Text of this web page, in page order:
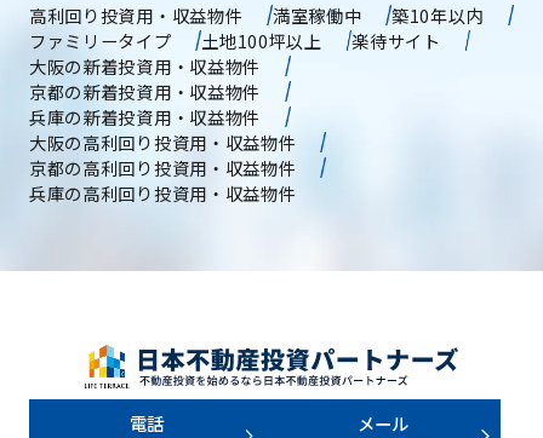
高利回り投資用・収益物件
満室稼働中
築10年以内
ファミリータイプ
土地100坪以上
楽待サイト
大阪の新着投資用・収益物件
京都の新着投資用・収益物件
兵庫の新着投資用・収益物件
大阪の高利回り投資用・収益物件
京都の高利回り投資用・収益物件
兵庫の高利回り投資用・収益物件
電話
メール